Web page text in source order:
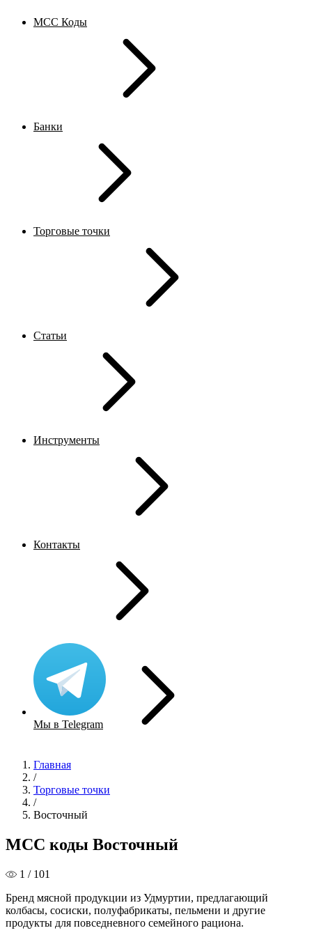
MCC Коды
Банки
Торговые точки
Статьи
Инструменты
Контакты
Мы в Telegram
Главная
/
Торговые точки
/
Восточный
MCC коды Восточный
1 / 101
Бренд мясной продукции из Удмуртии, предлагающий
колбасы, сосиски, полуфабрикаты, пельмени и другие
продукты для повседневного семейного рациона.